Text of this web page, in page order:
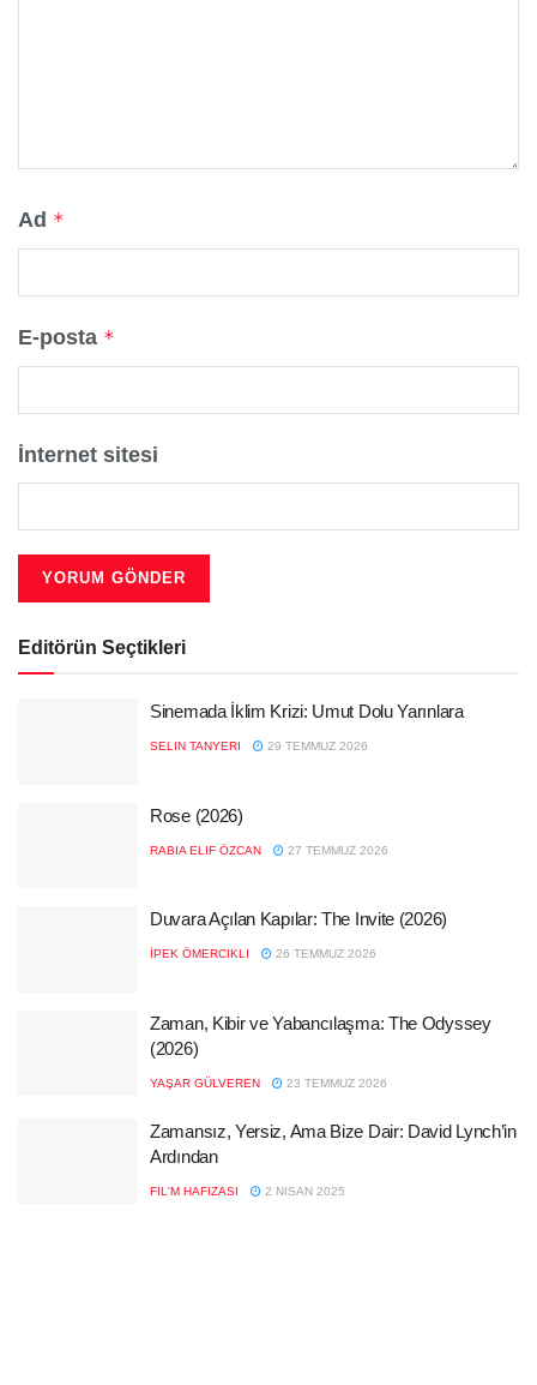
Ad *
E-posta *
İnternet sitesi
Editörün Seçtikleri
Sinemada İklim Krizi: Umut Dolu Yarınlara
SELIN TANYERI 29 TEMMUZ 2026
Rose (2026)
RABIA ELIF ÖZCAN 27 TEMMUZ 2026
Duvara Açılan Kapılar: The Invite (2026)
İPEK ÖMERCIKLI 26 TEMMUZ 2026
Zaman, Kibir ve Yabancılaşma: The Odyssey
(2026)
YAŞAR GÜLVEREN 23 TEMMUZ 2026
Zamansız, Yersiz, Ama Bize Dair: David Lynch’in
Ardından
FIL'M HAFIZASI 2 NISAN 2025